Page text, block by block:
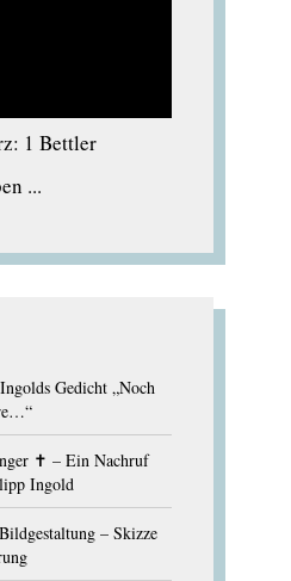
1 Bettler
...
Gedicht „Noch
✝︎ – Ein Nachruf
Ingold
– Skizze